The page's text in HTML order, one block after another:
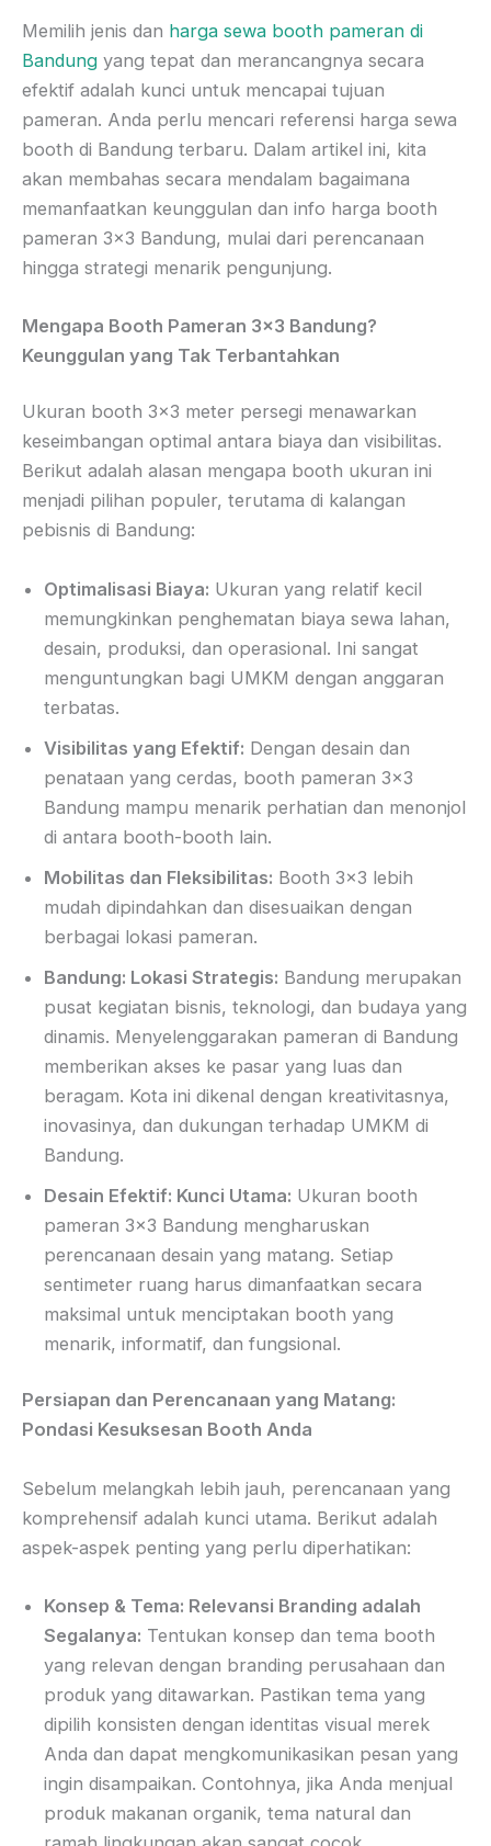
Memilih jenis dan harga sewa booth pameran di
Bandung yang tepat dan merancangnya secara
efektif adalah kunci untuk mencapai tujuan
pameran. Anda perlu mencari referensi harga sewa
booth di Bandung terbaru. Dalam artikel ini, kita
akan membahas secara mendalam bagaimana
memanfaatkan keunggulan dan info harga booth
pameran 3×3 Bandung, mulai dari perencanaan
hingga strategi menarik pengunjung.
Mengapa Booth Pameran 3×3 Bandung?
Keunggulan yang Tak Terbantahkan
Ukuran booth 3×3 meter persegi menawarkan
keseimbangan optimal antara biaya dan visibilitas.
Berikut adalah alasan mengapa booth ukuran ini
menjadi pilihan populer, terutama di kalangan
pebisnis di Bandung:
Optimalisasi Biaya: Ukuran yang relatif kecil
memungkinkan penghematan biaya sewa lahan,
desain, produksi, dan operasional. Ini sangat
menguntungkan bagi UMKM dengan anggaran
terbatas.
Visibilitas yang Efektif: Dengan desain dan
penataan yang cerdas, booth pameran 3×3
Bandung mampu menarik perhatian dan menonjol
di antara booth-booth lain.
Mobilitas dan Fleksibilitas: Booth 3×3 lebih
mudah dipindahkan dan disesuaikan dengan
berbagai lokasi pameran.
Bandung: Lokasi Strategis: Bandung merupakan
pusat kegiatan bisnis, teknologi, dan budaya yang
dinamis. Menyelenggarakan pameran di Bandung
memberikan akses ke pasar yang luas dan
beragam. Kota ini dikenal dengan kreativitasnya,
inovasinya, dan dukungan terhadap UMKM di
Bandung.
Desain Efektif: Kunci Utama: Ukuran booth
pameran 3×3 Bandung mengharuskan
perencanaan desain yang matang. Setiap
sentimeter ruang harus dimanfaatkan secara
maksimal untuk menciptakan booth yang
menarik, informatif, dan fungsional.
Persiapan dan Perencanaan yang Matang:
Pondasi Kesuksesan Booth Anda
Sebelum melangkah lebih jauh, perencanaan yang
komprehensif adalah kunci utama. Berikut adalah
aspek-aspek penting yang perlu diperhatikan:
Konsep & Tema: Relevansi Branding adalah
Segalanya: Tentukan konsep dan tema booth
yang relevan dengan branding perusahaan dan
produk yang ditawarkan. Pastikan tema yang
dipilih konsisten dengan identitas visual merek
Anda dan dapat mengkomunikasikan pesan yang
ingin disampaikan. Contohnya, jika Anda menjual
produk makanan organik, tema natural dan